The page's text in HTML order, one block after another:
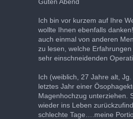
Ich bin vor kurzem auf Ihre
wollte Ihnen ebenfalls
auch einmal von anderen
zu lesen, welche
sehr einschneidenden
Ich (weiblich, 27 Jahre alt,
letztes Jahr einer
Magenhochzug unterziehen.
wieder ins Leben
schlechte Tage….meine